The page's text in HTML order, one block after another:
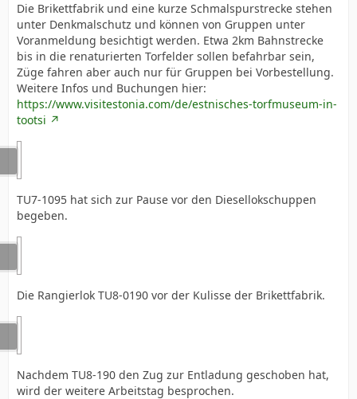
Die Brikettfabrik und eine kurze Schmalspurstrecke stehen
unter Denkmalschutz und können von Gruppen unter
Voranmeldung besichtigt werden. Etwa 2km Bahnstrecke
bis in die renaturierten Torfelder sollen befahrbar sein,
Züge fahren aber auch nur für Gruppen bei Vorbestellung.
Weitere Infos und Buchungen hier:
https://www.visitestonia.com/de/estnisches-torfmuseum-in-
tootsi
TU7-1095 hat sich zur Pause vor den Diesellokschuppen
begeben.
Die Rangierlok TU8-0190 vor der Kulisse der Brikettfabrik.
Nachdem TU8-190 den Zug zur Entladung geschoben hat,
wird der weitere Arbeitstag besprochen.